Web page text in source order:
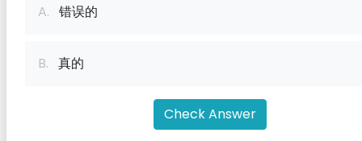
A. 错误的
B. 真的
Check Answer